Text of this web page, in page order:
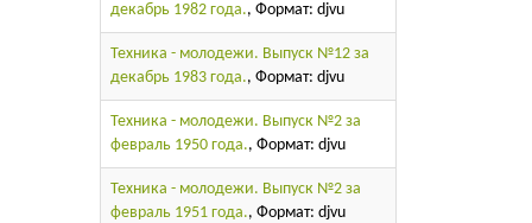
декабрь 1982 года., Формат: djvu
Техника - молодежи. Выпуск №12 за
декабрь 1983 года., Формат: djvu
Техника - молодежи. Выпуск №2 за
февраль 1950 года., Формат: djvu
Техника - молодежи. Выпуск №2 за
февраль 1951 года., Формат: djvu